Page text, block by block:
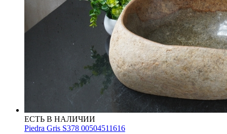
ЕСТЬ В НАЛИЧИИ
Piedra Gris S378 00504511616